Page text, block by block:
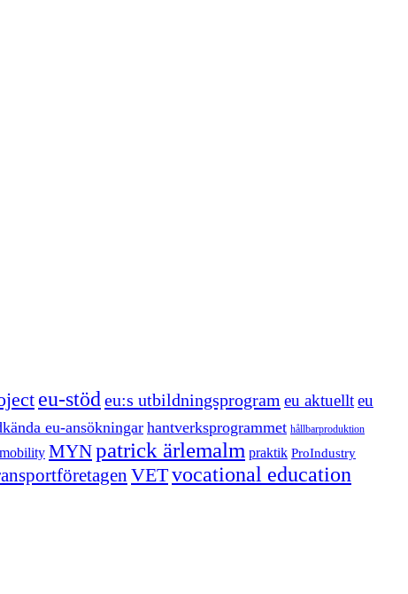
eu-stöd eu:s utbildningsprogram eu aktuellteu
eu-ansökningarhantverksprogrammet hållbarproduktion
mobility MYNpatrick ärlemalm praktik ProIndustry
VETvocational education